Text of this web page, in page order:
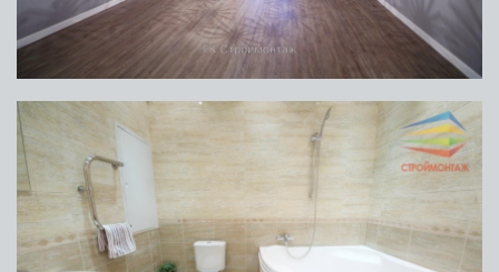
ОПИСАНИЕ ПРОЕКТА
Классический интерьер отличается
изысканными материалами, наличием
роскошных узоров на стенах, глянцевыми
напольными покрытиями, белоснежными
колоннами и деревянными дверями с
витражами. Особую роскошь квартире
добавляют массивные хрустальные люстры,
предающие поверхностям объем.